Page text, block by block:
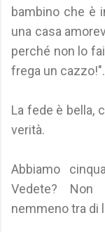
bambino che è
una casa
perché non lo
frega un cazzo!".
La fede è bella,
verità.
Abbiamo
Vedete? Non
nemmeno tra di